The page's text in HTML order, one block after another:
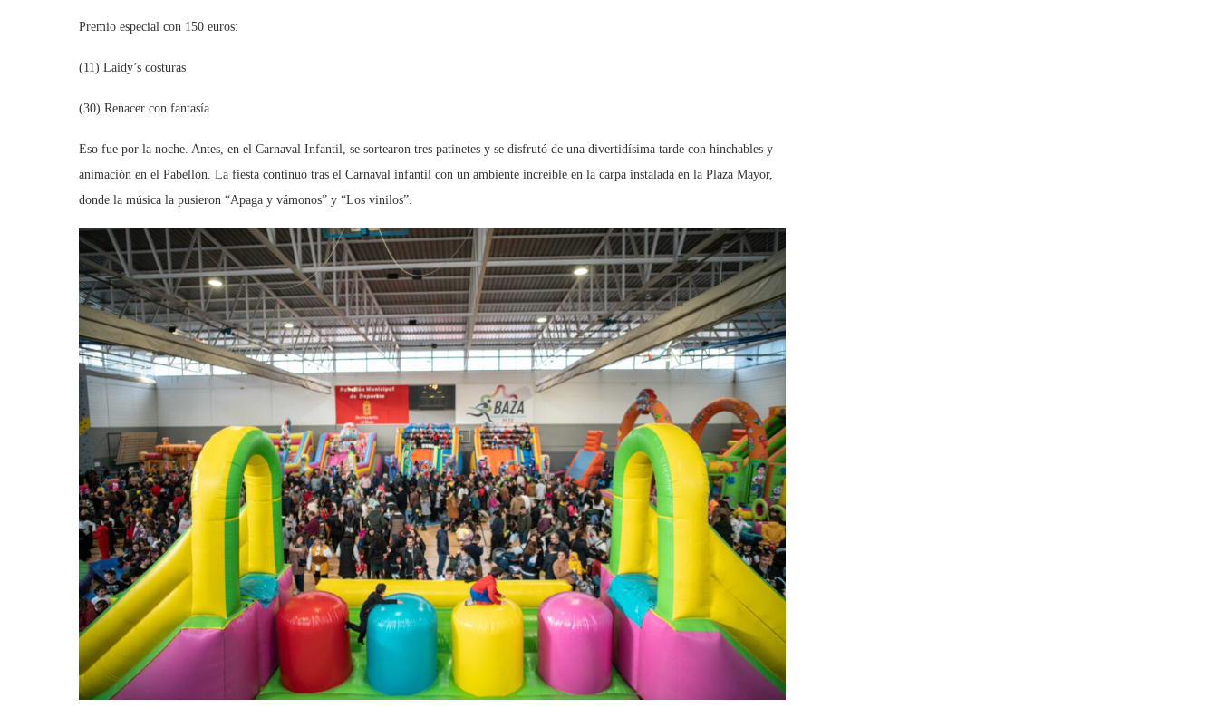
Premio especial con 150 euros:
(11) Laidy’s costuras
(30) Renacer con fantasía
Eso fue por la noche. Antes, en el Carnaval Infantil, se sortearon tres patinetes y se disfrutó de una divertidísima tarde con hinchables y
animación en el Pabellón. La fiesta continuó tras el Carnaval infantil con un ambiente increíble en la carpa instalada en la Plaza Mayor,
donde la música la pusieron “Apaga y vámonos” y “Los vinilos”.